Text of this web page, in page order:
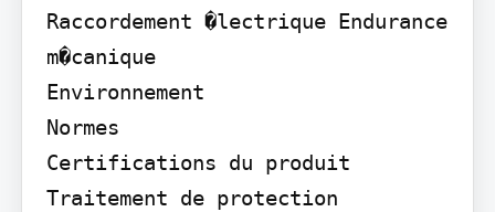
Raccordement �lectrique Endurance
m�canique
Environnement
Normes
Certifications du produit
Traitement de protection